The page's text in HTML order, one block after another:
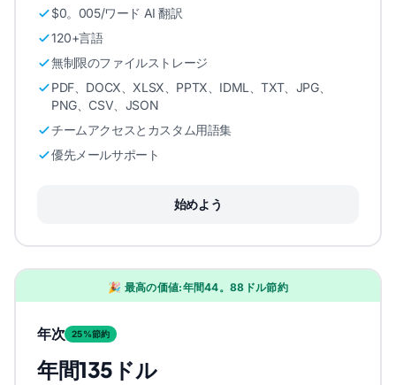
$0。005/ワード AI 翻訳
120+言語
無制限のファイルストレージ
PDF、DOCX、XLSX、PPTX、IDML、TXT、JPG、
PNG、CSV、JSON
チームアクセスとカスタム用語集
優先メールサポート
始めよう
🎉 最高の価値:年間44。88ドル節約
年次 25%節約
年間135ドル